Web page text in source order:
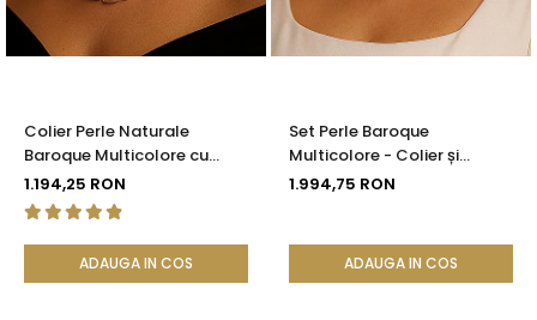
Colier Perle Naturale
Baroque Multicolore cu
Închizătoare Aur 14K (aur
585) | KASKADDA®
1.194,25 RON
ADAUGA IN COS
Set Perle Baroque
Multicolore - Colier și
Cercei, Aur Galben 14K |
1.994,75 RON
ADAUGA IN COS